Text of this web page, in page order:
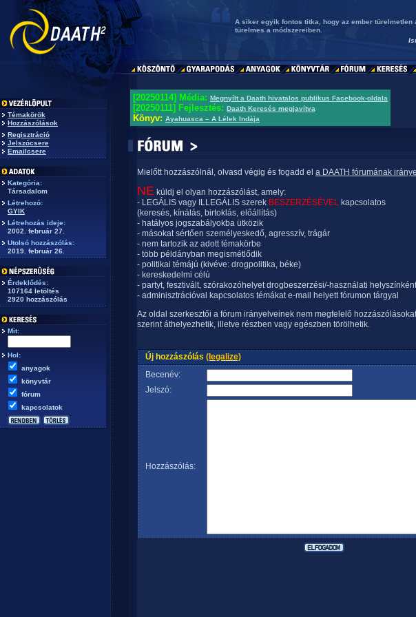
A siker egyik fontos titka, hogy az ember türelmetlen
türelmes a módszereiben.
Témakörök
Hozzászólások
Regisztráció
Jelszócsere
Emailcsere
Kategória:
Társadalom
Létrehozó:
GYIK
Létrehozás ideje:
2002. február 27.
Utolsó hozzászólás:
2019. február 26.
Érdeklődés:
107164 letöltés
2920 hozzászólás
Mit:
Hol:
anyagok
könyvtár
fórum
kapcsolatok
[20250114] Média: Megnyílt a Daath hivatalos publikus Facebook-oldala
[20250111] Fejlesztés: Daath Keresés megjavítva
Könyv: Ayahuasca – A Lélek Indája
Mielőtt hozzászólnál, olvasd végig és fogadd el a DAATH fórumának
NE küldj el olyan hozzászólást, amely:
- LEGÁLIS vagy ILLEGÁLIS szerek BESZERZÉSÉVEL kapcsolatos
(keresés, kínálás, birtoklás, előállítás)
- hatályos jogszabályokba ütközik
- másokat sértően személyeskedő, agresszív, trágár
- nem tartozik az adott témakörbe
- több példányban megismétlődik
- politikai témájú (kivéve: drogpolitika, béke)
- kereskedelmi célú
- partyt, fesztivált, szórakozóhelyet drogbeszerzési/-használati
- adminisztrációval kapcsolatos témákat e-mail helyett fórumon tárgyal
Az oldal szerkesztői a fórum irányelveinek nem megfelelő
szerint áthelyezhetik, illetve részben vagy egészben törölhetik.
Új hozzászólás (legalize)
Becenév:
Jelszó:
Hozzászólás: